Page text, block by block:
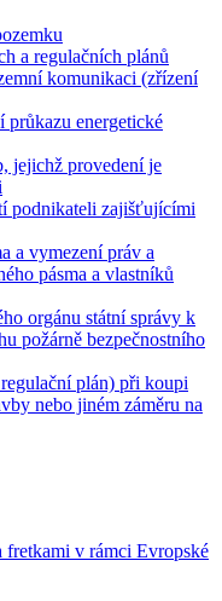
a regulačních plánů
komunikaci (zřízení
průkazu energetické
jejichž provedení je
podnikateli zajišťujícími
a vymezení práv a
pásma a vlastníků
orgánu státní správy k
požárně bezpečnostního
plán) při koupi
nebo jiném záměru na
fretkami v rámci Evropské